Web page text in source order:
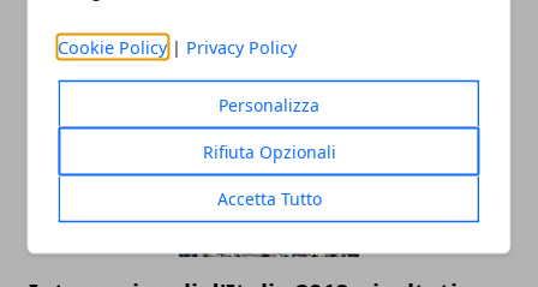
Cookie Policy | Privacy Policy
Personalizza
Rifiuta Opzionali
Accetta Tutto
10/12/2018